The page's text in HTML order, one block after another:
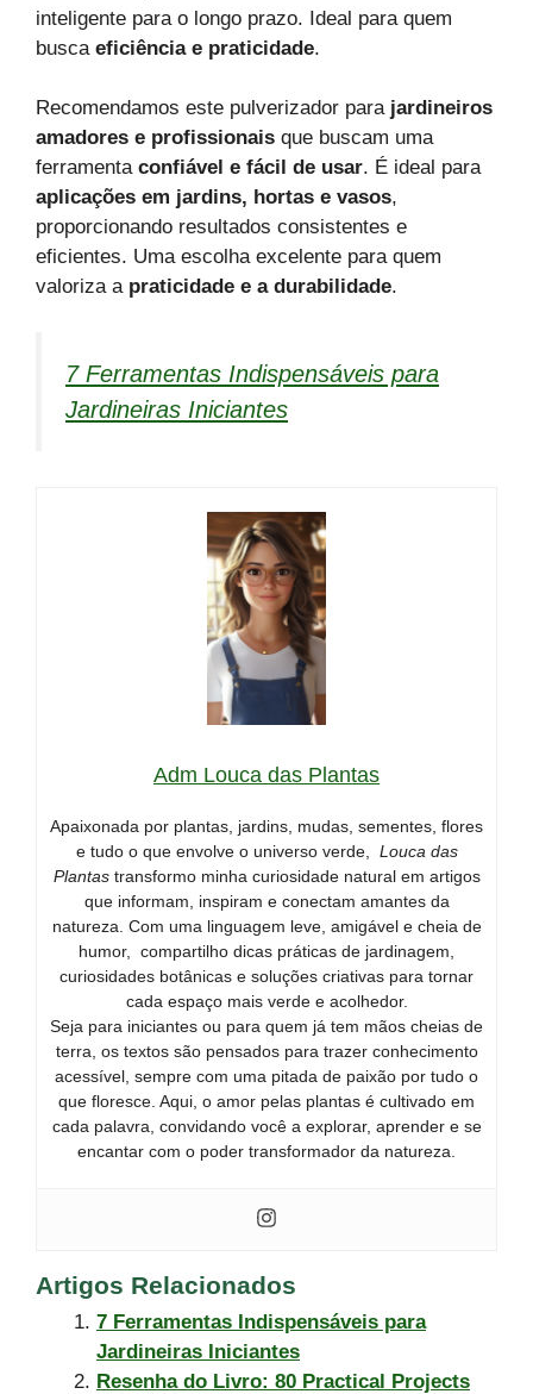
inteligente para o longo prazo. Ideal para quem
busca eficiência e praticidade.
Recomendamos este pulverizador para jardineiros
amadores e profissionais que buscam uma
ferramenta confiável e fácil de usar. É ideal para
aplicações em jardins, hortas e vasos,
proporcionando resultados consistentes e
eficientes. Uma escolha excelente para quem
valoriza a praticidade e a durabilidade.
7 Ferramentas Indispensáveis para
Jardineiras Iniciantes
Adm Louca das Plantas
Apaixonada por plantas, jardins, mudas, sementes, flores
e tudo o que envolve o universo verde, Louca das
Plantastransformo minha curiosidade natural em artigos
que informam, inspiram e conectam amantes da
natureza. Com uma linguagem leve, amigável e cheia de
humor, compartilho dicas práticas de jardinagem,
curiosidades botânicas e soluções criativas para tornar
cada espaço mais verde e acolhedor.
Seja para iniciantes ou para quem já tem mãos cheias de
terra, os textos são pensados para trazer conhecimento
acessível, sempre com uma pitada de paixão por tudo o
que floresce. Aqui, o amor pelas plantas é cultivado em
cada palavra, convidando você a explorar, aprender e se
encantar com o poder transformador da natureza.
Artigos Relacionados
7 Ferramentas Indispensáveis para
Jardineiras Iniciantes
Resenha do Livro: 80 Practical Projects